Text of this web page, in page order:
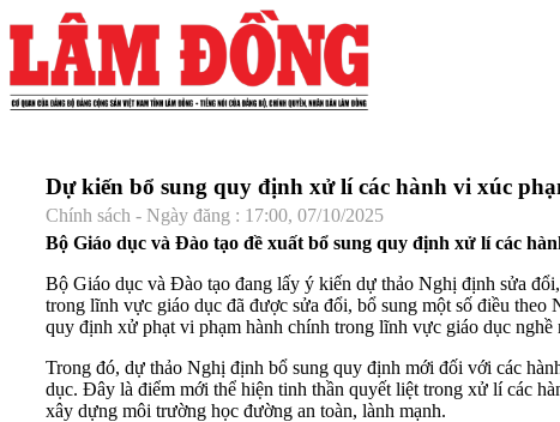
Dự kiến bổ sung quy định xử lí các hành vi xúc
Chính sách - Ngày đăng : 17:00, 07/10/2025
Bộ Giáo dục và Đào tạo đề xuất bổ sung quy định xử lí các
Bộ Giáo dục và Đào tạo đang lấy ý kiến dự thảo Nghị định sửa
trong lĩnh vực giáo dục đã được sửa đổi, bổ sung một số điều
quy định xử phạt vi phạm hành chính trong lĩnh vực giáo dục nghề
Trong đó, dự thảo Nghị định bổ sung quy định mới đối với các
dục. Đây là điểm mới thể hiện tinh thần quyết liệt trong xử lí các
xây dựng môi trường học đường an toàn, lành mạnh.